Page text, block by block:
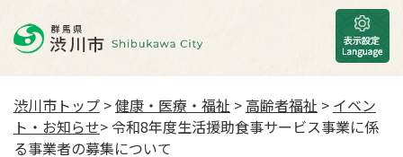
渋川市トップ >健康・医療・福祉 >高齢者福祉 > イベン
ト・お知らせ> 令和8年度生活援助食事サービス事業に係
る事業者の募集について